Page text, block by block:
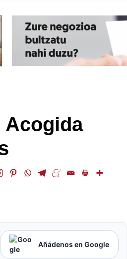
Acogida
Añádenos en Google